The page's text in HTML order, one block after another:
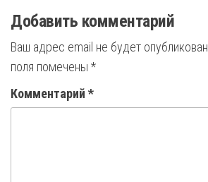
Добавить комментарий
Ваш адрес email не будет опубликован.
поля помечены *
Комментарий *